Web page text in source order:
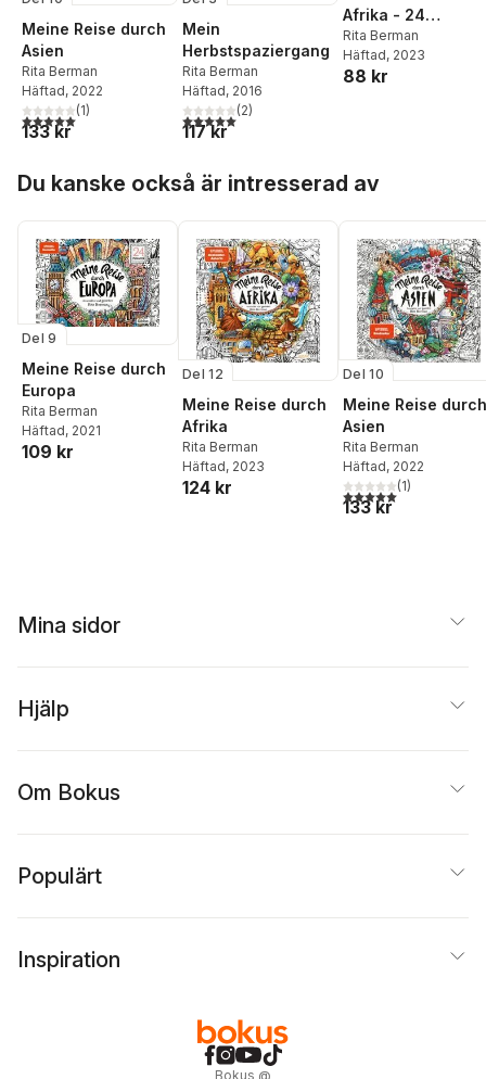
Meine Reise durch
Asien
Rita Berman
Häftad, 2022
5,0utav 5 stjärnor. Totalt antal röster:
(1)
133 kr
Mein
Herbstspaziergang
Rita Berman
Häftad, 2016
5,0utav 5 stjärnor. Totalt antal röster:
(2)
117 kr
Afrika - 24
Postkarten
Rita Berman
Häftad, 2023
88 kr
Du kanske också är intresserad av
Del 9
Meine Reise durch
Europa
Rita Berman
Häftad, 2021
109 kr
Del 12
Meine Reise durch
Afrika
Rita Berman
Häftad, 2023
124 kr
Del 10
Meine Reise durch
Asien
Rita Berman
Häftad, 2022
5,0utav 5 stjärnor.
(1)
133 kr
Mina sidor
Hjälp
Om Bokus
Populärt
Inspiration
Bokus @